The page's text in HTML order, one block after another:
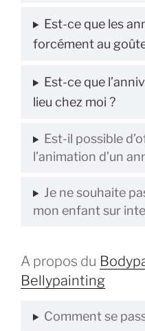
Est-ce que les
forcément au
Est-ce que
lieu chez moi ?
Est-il possible
l’animation d’un
Je ne souhaite
mon enfant sur
A propos du
Bellypainting
Comment se